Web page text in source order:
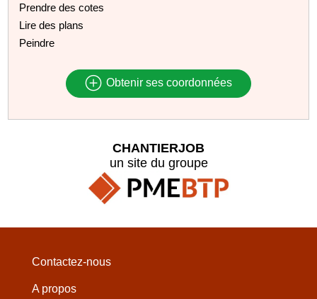
Prendre des cotes
Lire des plans
Peindre
Obtenir ses coordonnées
CHANTIERJOB
un site du groupe
Contactez-nous
A propos